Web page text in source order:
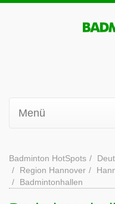
Menü
Badminton HotSpots
Region Hannover
Badmintonhallen